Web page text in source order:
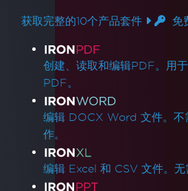
获取完整的10个产品套件 免
产品链接
创建、读取和编辑PDF。用
PDF。
编辑 DOCX Word 文件。
作。
编辑 Excel 和 CSV 文件。无